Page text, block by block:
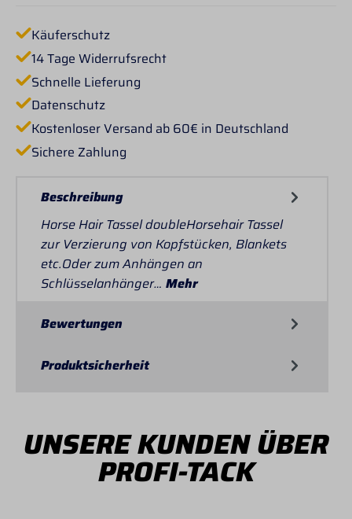
Käuferschutz
14 Tage Widerrufsrecht
Schnelle Lieferung
Datenschutz
Kostenloser Versand ab 60€ in Deutschland
Sichere Zahlung
Beschreibung
Horse Hair Tassel doubleHorsehair Tassel
zur Verzierung von Kopfstücken, Blankets
etc.Oder zum Anhängen an
Schlüsselanhänger… Mehr
Bewertungen
Produktsicherheit
UNSERE KUNDEN ÜBER
PROFI-TACK